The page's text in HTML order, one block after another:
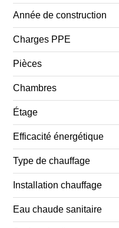
Année de construction
Charges PPE
Pièces
Chambres
Étage
Efficacité énergétique
Type de chauffage
Installation chauffage
Eau chaude sanitaire